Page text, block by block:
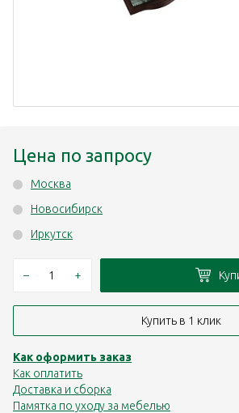
Цена по запросу
Москва
Новосибирск
Иркутск
– +
Купить в 1 клик
Как оформить заказ
Как оплатить
Доставка и сборка
Памятка по уходу за мебелью